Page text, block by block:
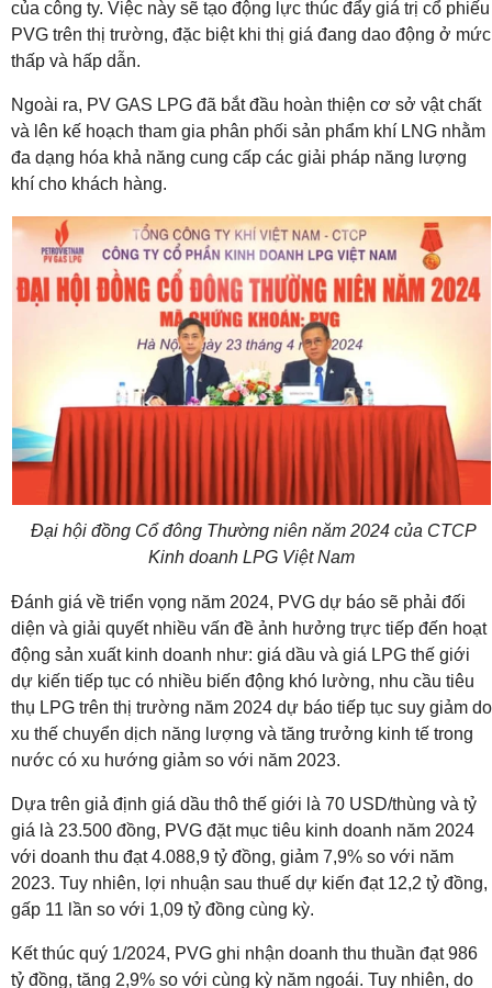
của công ty. Việc này sẽ tạo động lực thúc đẩy giá trị cổ phiếu
PVG trên thị trường, đặc biệt khi thị giá đang dao động ở mức
thấp và hấp dẫn.
Ngoài ra, PV GAS LPG đã bắt đầu hoàn thiện cơ sở vật chất
và lên kế hoạch tham gia phân phối sản phẩm khí LNG nhằm
đa dạng hóa khả năng cung cấp các giải pháp năng lượng
khí cho khách hàng.
Đại hội đồng Cổ đông Thường niên năm 2024 của CTCP
Kinh doanh LPG Việt Nam
Đánh giá về triển vọng năm 2024, PVG dự báo sẽ phải đối
diện và giải quyết nhiều vấn đề ảnh hưởng trực tiếp đến hoạt
động sản xuất kinh doanh như: giá dầu và giá LPG thế giới
dự kiến tiếp tục có nhiều biến động khó lường, nhu cầu tiêu
thụ LPG trên thị trường năm 2024 dự báo tiếp tục suy giảm do
xu thế chuyển dịch năng lượng và tăng trưởng kinh tế trong
nước có xu hướng giảm so với năm 2023.
Dựa trên giả định giá dầu thô thế giới là 70 USD/thùng và tỷ
giá là 23.500 đồng, PVG đặt mục tiêu kinh doanh năm 2024
với doanh thu đạt 4.088,9 tỷ đồng, giảm 7,9% so với năm
2023. Tuy nhiên, lợi nhuận sau thuế dự kiến đạt 12,2 tỷ đồng,
gấp 11 lần so với 1,09 tỷ đồng cùng kỳ.
Kết thúc quý 1/2024, PVG ghi nhận doanh thu thuần đạt 986
tỷ đồng, tăng 2,9% so với cùng kỳ năm ngoái. Tuy nhiên, do